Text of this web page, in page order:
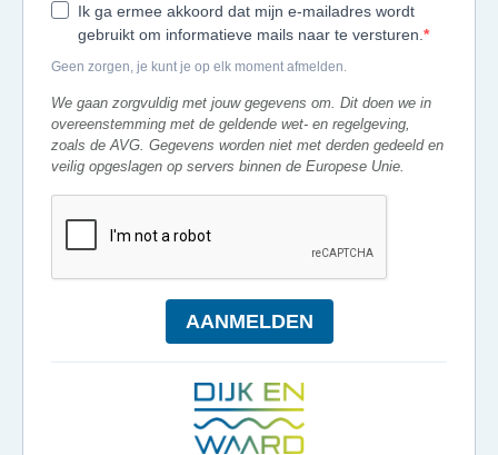
Ik ga ermee akkoord dat mijn e-mailadres wordt
gebruikt om informatieve mails naar te versturen.
Geen zorgen, je kunt je op elk moment afmelden.
We gaan zorgvuldig met jouw gegevens om. Dit doen we in
overeenstemming met de geldende wet- en regelgeving,
zoals de AVG. Gegevens worden niet met derden gedeeld en
veilig opgeslagen op servers binnen de Europese Unie.
AANMELDEN